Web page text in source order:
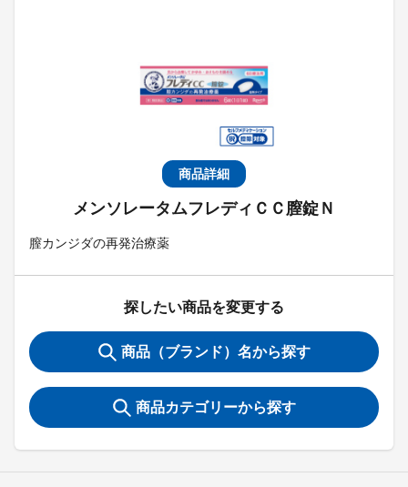
商品詳細
メンソレータムフレディＣＣ膣錠Ｎ
膣カンジダの再発治療薬
探したい商品を変更する
商品（ブランド）名から探す
商品カテゴリーから探す